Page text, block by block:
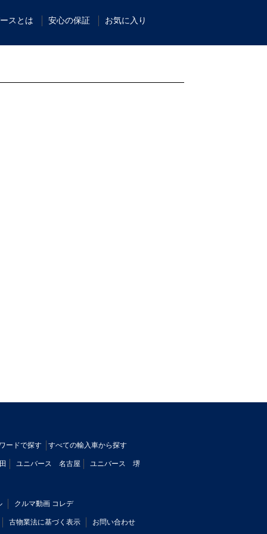
スとは 安心の保証 お気に入り
ードで探す すべての輸入車から探す
ユニバース 名古屋 ユニバース 堺
クルマ動画 コレデ
古物業法に基づく表示 お問い合わせ